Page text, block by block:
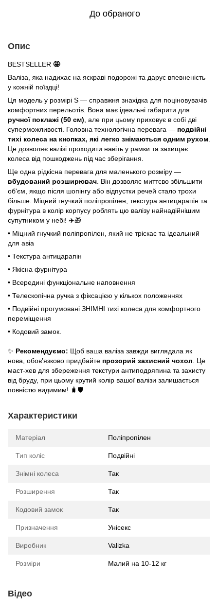
До обраного
Опис
BESTSELLER 🤩
Валіза, яка надихає на яскраві подорожі та дарує впевненість
у кожній поїздці!
Ця модель у розмірі S — справжня знахідка для поціновувачів
комфортних перельотів. Вона має ідеальні габарити для
ручної поклажі (50 см) , але при цьому приховує в собі дві
суперможливості. Головна технологічна перевага — подвійні
тихі колеса на кнопках, які легко знімаються одним рухом
Це дозволяє валізі проходити навіть у рамки та захищає
колеса від пошкоджень під час зберігання.
Ще одна рідкісна перевага для маленького розміру —
вбудований розширювач . Він дозволяє миттєво збільшити
об'єм, якщо після шопінгу або відпустки речей стало трохи
більше. Міцний гнучкий поліпропілен, текстура антицарапін та
фурнітура в колір корпусу роблять цю валізу найнадійнішим
супутником у небі! ✈️🎁
• Міцний гнучкий поліпропілен, який не тріскає та ідеальний
для авіа
• Текстура антицарапін
• Якісна фурнітура
• Всередині функціональне наповнення
• Телескопічна ручка з фіксацією у кількох положеннях
• Подвійні прогумовані ЗНІМНІ тихі колеса для комфортного
переміщення
• Кодовий замок.
✨ Рекомендуємо: Щоб ваша валіза завжди виглядала як
нова, обов’язково придбайте прозорий захисний чохол . Це
маст-хев для збереження текстури антиподряпина та захисту
від бруду, при цьому крутий колір вашої валізи залишається
повністю видимим! 🧳🛡️
Характеристики
Матеріал Поліпропілен
Тип коліс Подвійні
Знімні колеса Так
Розширення Так
Кодовий замок Так
Призначення Унісекс
Виробник Valizka
Розміри Малий на 10-12 кг
Відео